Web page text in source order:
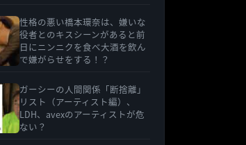
性格の悪い橋本環奈は、嫌いな
役者とのキスシーンがあると前
日にニンニクを食べ大酒を飲ん
で嫌がらせをする！？
ガーシーの人間関係「断捨離」
リスト（アーティスト編）、
LDH、avexのアーティストが危
ない？